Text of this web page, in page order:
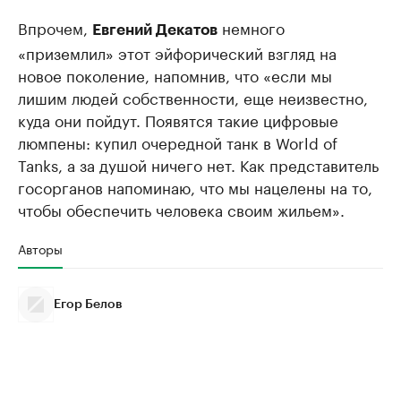
Впрочем,
Евгений Декатов немного
«приземлил» этот эйфорический взгляд на
новое поколение, напомнив, что «если мы
лишим людей собственности, еще неизвестно,
куда они пойдут. Появятся такие цифровые
люмпены: купил очередной танк в World of
Tanks, а за душой ничего нет. Как представитель
госорганов напоминаю, что мы нацелены на то,
чтобы обеспечить человека своим жильем».
Авторы
Егор Белов